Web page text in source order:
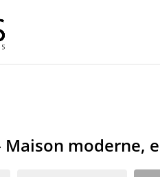
Maison moderne,